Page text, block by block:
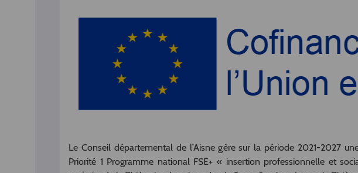
Le Conseil départemental de l’Aisne gère sur la période 2021-2027
Priorité 1 Programme national FSE+ « insertion professionnelle et